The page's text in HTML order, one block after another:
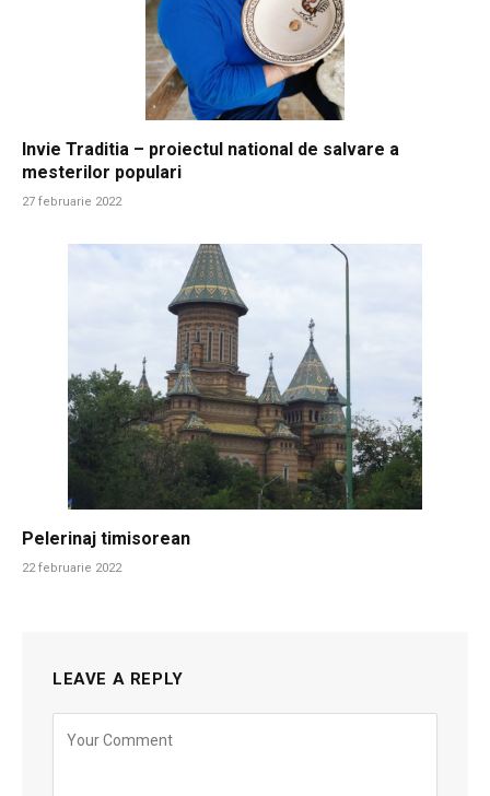
Invie Traditia – proiectul national de salvare a
mesterilor populari
27 februarie 2022
Pelerinaj timisorean
22 februarie 2022
LEAVE A REPLY